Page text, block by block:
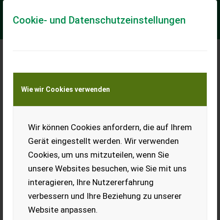
Cookie- und Datenschutzeinstellungen
Wie wir Cookies verwenden
Wir können Cookies anfordern, die auf Ihrem
Gerät eingestellt werden. Wir verwenden
Cookies, um uns mitzuteilen, wenn Sie
unsere Websites besuchen, wie Sie mit uns
interagieren, Ihre Nutzererfahrung
verbessern und Ihre Beziehung zu unserer
Website anpassen.
Meine Transportkostenanfrage
Transport von Land- und Baumaschinen –
KEINE Tiertransporte
New Holland T4.110 V (Stage V)
Die landwirtschaftliche Hauptgenossenschaft bietet einen
New Holland T4.110 V zum Verkauf an! Der New Holland
T4.110 V (Stage V) Traktor aus dem J...
EUR 95.160 inkl. 22 % Mwst